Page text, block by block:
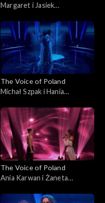
Margaret i Jasiek
„The Voice of Poland”, Finał,
29 listopada 2025
The Voice of Poland
Michał Szpak i Hania
„The Voice of Poland”, Finał,
29 listopada 2025
The Voice of Poland
Ania Karwan i Żaneta
with Somebody”, „The Voice